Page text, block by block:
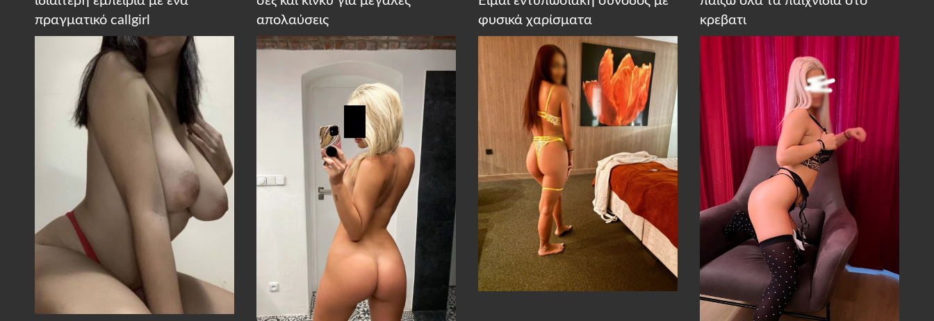
πραγματικό callgirl
απολαύσεις
φυσικά χαρίσματα
κρεβατι